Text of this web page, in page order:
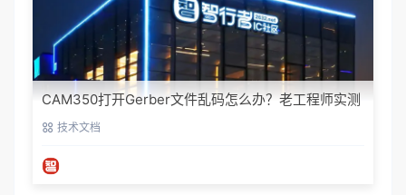
CAM350打开Gerber文件乱码怎么办？老工程师实测
避坑指南
技术文档